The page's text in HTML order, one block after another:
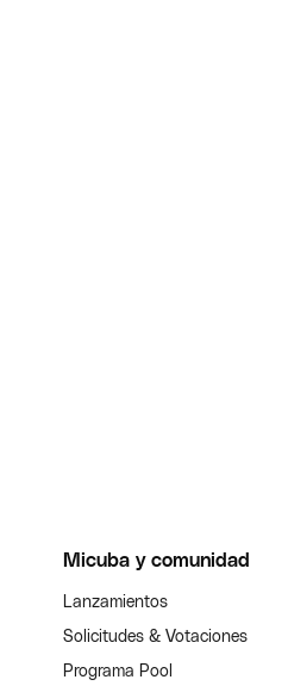
Micuba y comunidad
Lanzamientos
Solicitudes & Votaciones
Programa Pool